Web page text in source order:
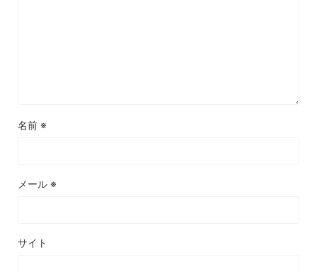
名前 ※
メール ※
サイト